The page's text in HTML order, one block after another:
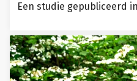
Een studie gepubliceerd